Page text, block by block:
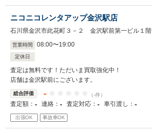
ニコニコレンタアップ金沢駅店
石川県金沢市此花町３－２ 金沢駅前第一ビル１階
営業時間 08:00〜19:00
定休日
査定は無料です！ただいま買取強化中！
店舗は金沢駅前にございます。
総合評価 - （-件）
査定額： - 連絡： - 査定対応： - 車引渡し： -
出張OK 事故車OK